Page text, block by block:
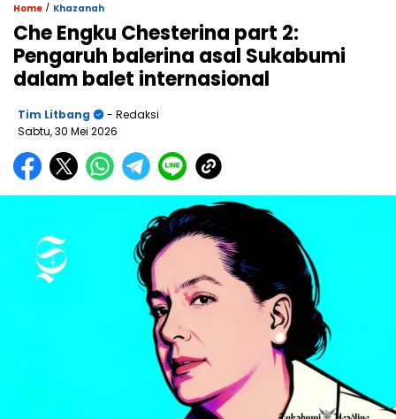
Home / Khazanah
Che Engku Chesterina part 2:
Pengaruh balerina asal Sukabumi
dalam balet internasional
Tim Litbang
- Redaksi
Sabtu, 30 Mei 2026